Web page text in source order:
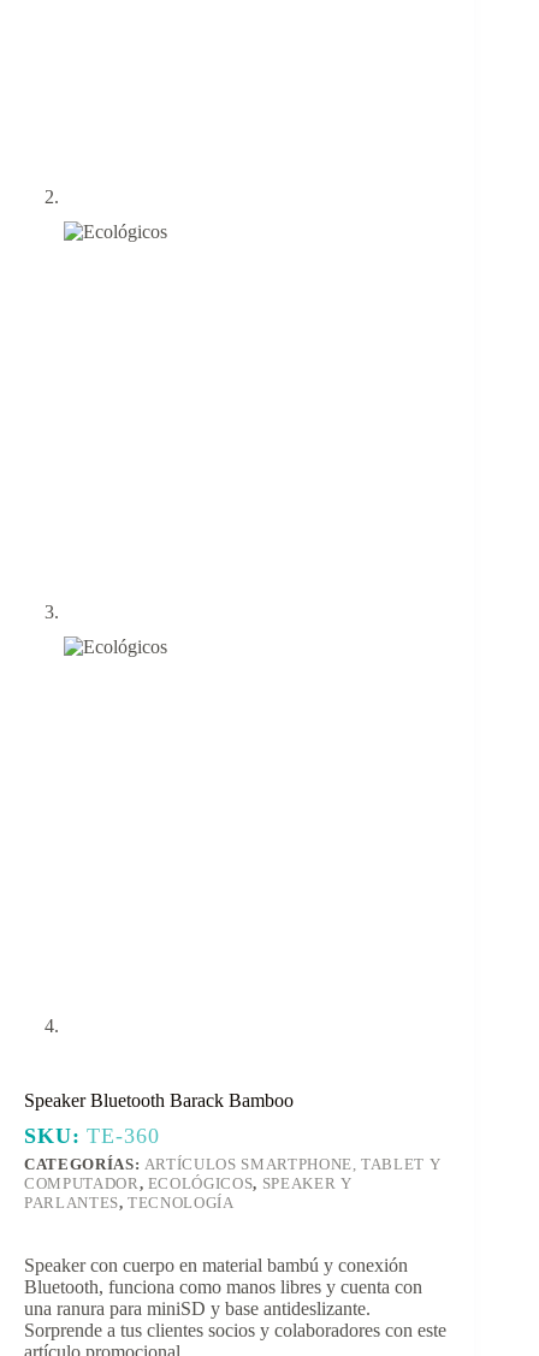
Speaker Bluetooth Barack Bamboo
SKU:TE-360
CATEGORÍAS: ARTÍCULOS SMARTPHONE, TABLET Y
COMPUTADOR , ECOLÓGICOS, SPEAKER Y
PARLANTES,TECNOLOGÍA
Speaker con cuerpo en material bambú y conexión
Bluetooth, funciona como manos libres y cuenta con
una ranura para miniSD y base antideslizante.
Sorprende a tus clientes socios y colaboradores con este
artículo promocional.